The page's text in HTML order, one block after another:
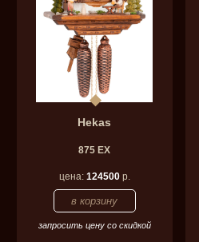
Hekas
875 EX
цена: 124500р.
запросить цену со скидкой